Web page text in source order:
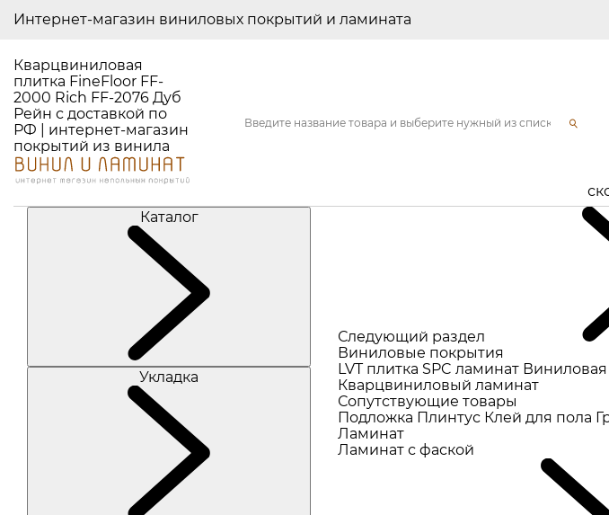
Интернет-магазин виниловых покрытий и ламината
Кварцвиниловая
плитка FineFloor FF-
2000 Rich FF-2076 Дуб
Рейн с доставкой по
РФ | интернет-магазин
покрытий из винила
Каталог
Укладка
Следующий раздел
Виниловые покрытия
LVT плитка SPC ламинат Виниловая
Кварцвиниловый ламинат
Сопутствующие товары
Подложка Плинтус Клей для пола
Ламинат
Ламинат с фаской